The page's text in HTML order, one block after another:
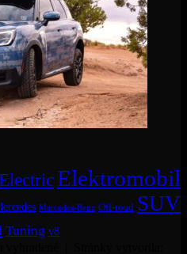
Elektromobil
Mercedes-Benz Off-road SUV
Tuning v8